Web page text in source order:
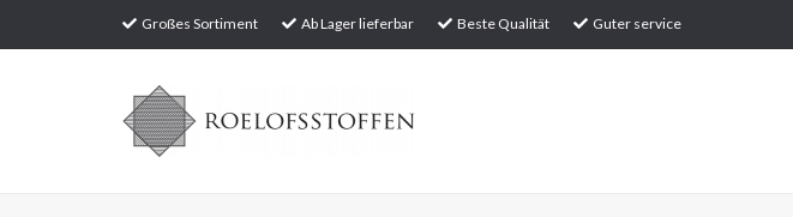
Großes Sortiment Ab Lager lieferbar Beste Qualität Guter service